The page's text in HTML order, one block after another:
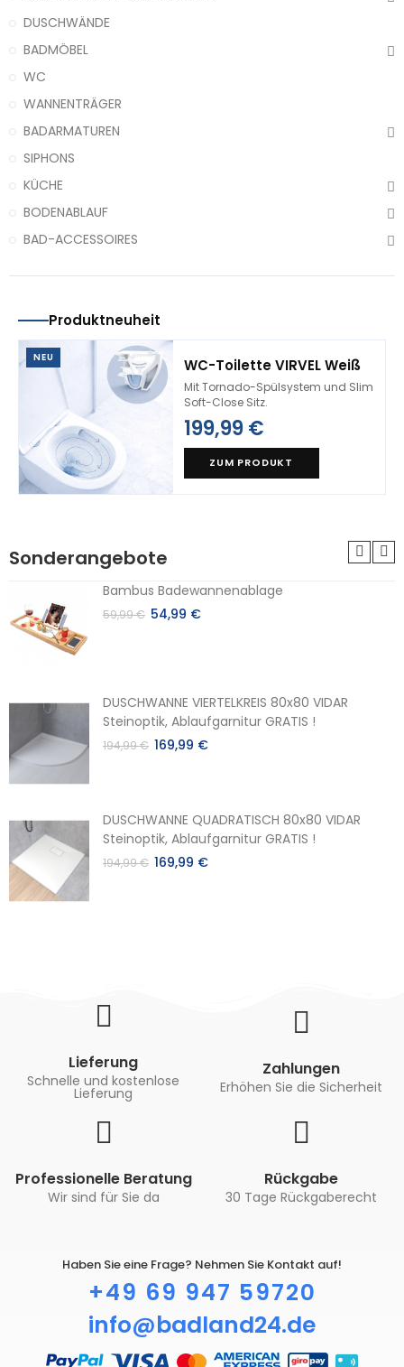
DUSCHWÄNDE
BADMÖBEL
WC
WANNENTRÄGER
BADARMATUREN
SIPHONS
KÜCHE
BODENABLAUF
BAD-ACCESSOIRES
Produktneuheit
NEU WC-Toilette VIRVEL Weiß
Mit Tornado-Spülsystem und Slim
Soft-Close Sitz.
199,99 €
ZUM PRODUKT
Sonderangebote
Bambus Badewannenablage
59,99 € 54,99 €
DUSCHWANNE VIERTELKREIS 80x80 VIDAR
Steinoptik, Ablaufgarnitur GRATIS !
194,99 € 169,99 €
DUSCHWANNE QUADRATISCH 80x80 VIDAR
Steinoptik, Ablaufgarnitur GRATIS !
194,99 € 169,99 €
Lieferung
Schnelle und kostenlose
Lieferung
Zahlungen
Erhöhen Sie die Sicherheit
Professionelle Beratung
Wir sind für Sie da
Rückgabe
30 Tage Rückgaberecht
Haben Sie eine Frage? Nehmen Sie Kontakt auf!
+49 69 947 59720
info@badland24.de